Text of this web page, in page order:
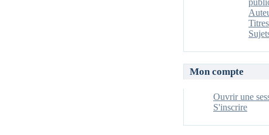
Titres
Mon compte
Ouvrir une
S'inscrire